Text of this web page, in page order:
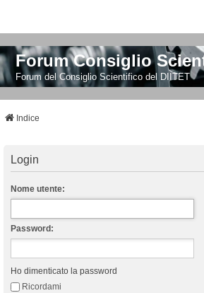
Forum Consiglio
Forum del Consiglio Scientifico del DIITET
Indice
Login
Nome utente:
Password:
Ho dimenticato la password
Ricordami